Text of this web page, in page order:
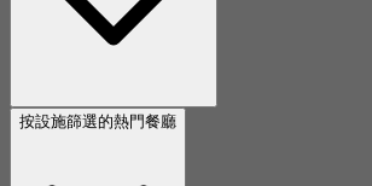
按設施篩選的熱門餐廳